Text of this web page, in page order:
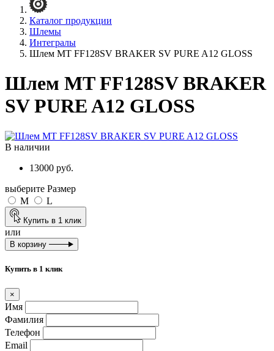
Каталог продукции
Шлемы
Интегралы
Шлем MT FF128SV BRAKER SV PURE A12 GLOSS
Шлем MT FF128SV BRAKER
SV PURE A12 GLOSS
В наличии
13000 руб.
выберите Размер
M
L
Купить в 1 клик
или
В корзину
Купить в 1 клик
×
Имя
Фамилия
Телефон
Email